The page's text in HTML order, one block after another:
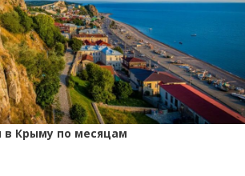
Крыму по месяцам